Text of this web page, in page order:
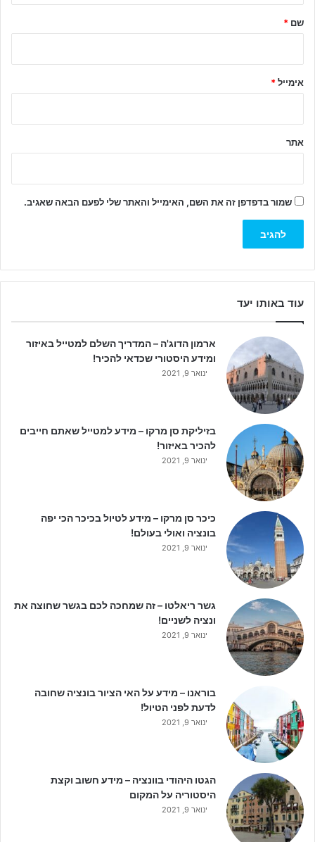
ל
שם *
אימייל*
אתר
שמור בדפדפן זה את השם, האימייל והאתר שלי לפעם הבאה שאגיב.
עוד באותו יעד
ארמון הדוג'ה – המדריך השלם למטייל באיזור
ומידע היסטורי שכדאי להכיר!
ינואר 9, 2021
בזיליקת סן מרקו – מידע למטייל שאתם חייבים
להכיר באיזור!
ינואר 9, 2021
כיכר סן מרקו – מידע לטיול בכיכר הכי יפה
בונציה ואולי בעולם!
ינואר 9, 2021
גשר ריאלטו – זה שמחכה לכם בגשר שחוצה את
ונציה לשניים!
ינואר 9, 2021
בוראנו – מידע על האי הציור בונציה שחובה
לדעת לפני הטיול!
ינואר 9, 2021
הגטו היהודי בוונציה – מידע חשוב וקצת
היסטוריה על המקום
ינואר 9, 2021